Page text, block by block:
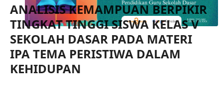
ANALISIS KEMAMPUAN BERPIKIR
TINGKAT TINGGI SISWA KELAS V
SEKOLAH DASAR PADA MATERI
IPA TEMA PERISTIWA DALAM
KEHIDUPAN